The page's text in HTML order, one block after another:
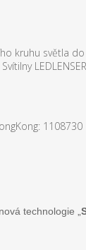
kruhu světla
1108730
technologie „